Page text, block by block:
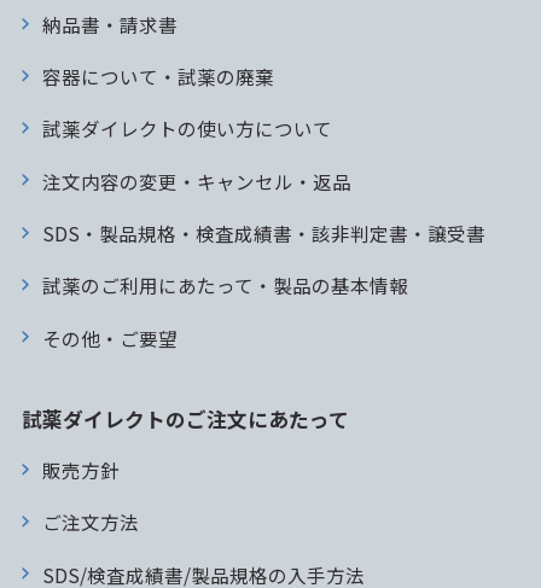
納品書・請求書
容器について・試薬の廃棄
試薬ダイレクトの使い方について
注文内容の変更・キャンセル・返品
SDS・製品規格・検査成績書・該非判定書・譲受書
試薬のご利用にあたって・製品の基本情報
その他・ご要望
試薬ダイレクトのご注文にあたって
販売方針
ご注文方法
SDS/検査成績書/製品規格の入手方法